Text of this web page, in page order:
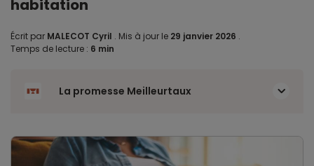
habitation
Écrit par MALECOT Cyril . Mis à jour le 29 janvier 2026 .
Temps de lecture : 6 min
La promesse Meilleurtaux